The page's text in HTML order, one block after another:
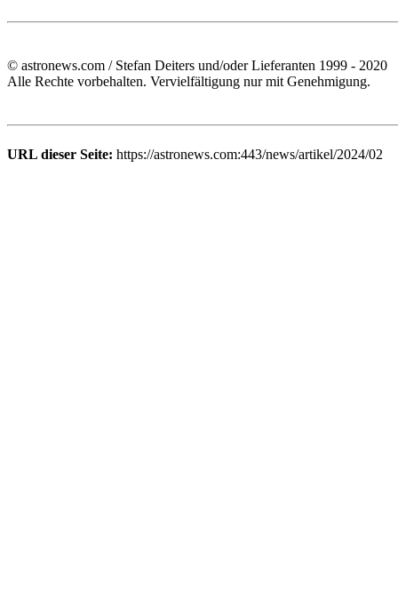
© astronews.com / Stefan Deiters und/oder Lieferanten 1999 - 2020
Alle Rechte vorbehalten. Vervielfältigung nur mit Genehmigung.
URL dieser Seite: https://astronews.com:443/news/artikel/2024/02